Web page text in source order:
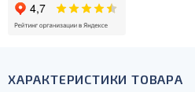
ХАРАКТЕРИСТИКИ ТОВАРА